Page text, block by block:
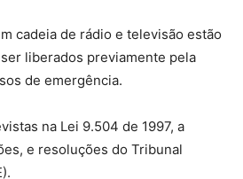
cadeia de rádio e televisão estão
liberados previamente pela
de emergência.
na Lei 9.504 de 1997, a
e resoluções do Tribunal